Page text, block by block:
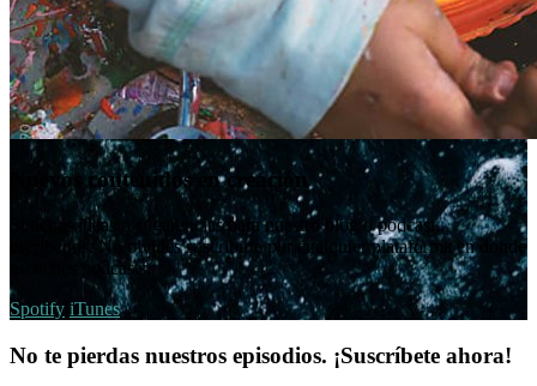
Nuevos contenidos en creación
Si tienes ideas o sugerencias para nuestro blog o podcast,
escríbenos. No olvides suscribirte por cualquier plataforma en donde
escuches podcasts.
Spotify iTunes
No te pierdas nuestros episodios. ¡Suscríbete ahora!